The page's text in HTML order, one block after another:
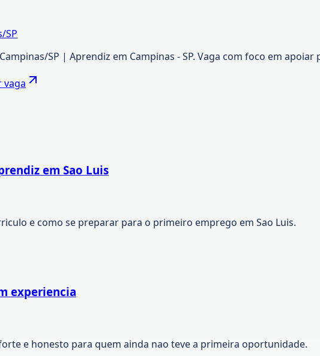
SP
SP | Aprendiz em Campinas - SP. Vaga com foco em
vaga
em Sao Luis
e como se preparar para o primeiro emprego em Sao Luis.
experiencia
e honesto para quem ainda nao teve a primeira oportunidade.